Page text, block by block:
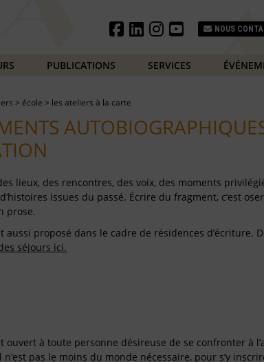
NOUS
PUBLICATIONS SERVICES
> école > les ateliers à la carte
lieux, des rencontres, des voix, des moments
issues du passé. Écrire du fragment, c’est
prose.
aussi proposé dans le cadre de résidences d’écriture.
séjours ici.
ouvert à toute personne désireuse de se confronter à
pas le moins du monde nécessaire, pour s’y